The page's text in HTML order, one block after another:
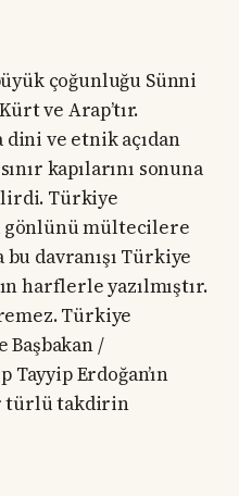
çoğunluğu Sünni
ve Arap’tır.
ve etnik açıdan
kapılarını sonuna
Türkiye
gönlünü mültecilere
bu davranışı Türkiye
harflerle yazılmıştır.
Türkiye
/
Tayyip Erdoğan’ın
türlü takdirin